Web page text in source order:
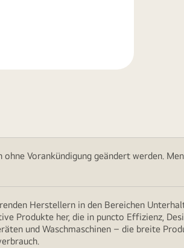
Vorankündigung geändert werden.
Herstellern in den Bereichen
Produkte her, die in puncto Effizienz,
und Waschmaschinen – die breite